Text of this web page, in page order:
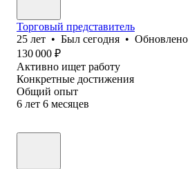
Торговый представитель
25 лет • Был сегодня • Обновлено
130 000 ₽
Активно ищет работу
Конкретные достижения
Общий опыт
6 лет 6 месяцев